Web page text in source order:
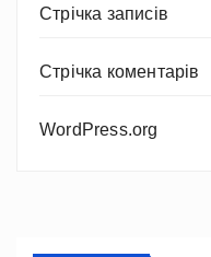
Стрічка записів
Стрічка коментарів
WordPress.org